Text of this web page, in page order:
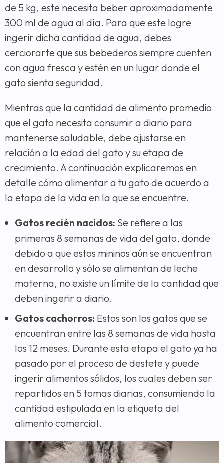
de 5 kg, este necesita beber aproximadamente
300 ml de agua al día. Para que este logre
ingerir dicha cantidad de agua, debes
cerciorarte que sus bebederos siempre cuenten
con agua fresca y estén en un lugar donde el
gato sienta seguridad.
Mientras que la cantidad de alimento promedio
que el gato necesita consumir a diario para
mantenerse saludable, debe ajustarse en
relación a la edad del gato y su etapa de
crecimiento. A continuación explicaremos en
detalle cómo alimentar a tu gato de acuerdo a
la etapa de la vida en la que se encuentre.
Gatos recién nacidos: Se refiere a las
primeras 8 semanas de vida del gato, donde
debido a que estos mininos aún se encuentran
en desarrollo y sólo se alimentan de leche
materna, no existe un límite de la cantidad que
deben ingerir a diario.
Gatos cachorros: Estos son los gatos que se
encuentran entre las 8 semanas de vida hasta
los 12 meses. Durante esta etapa el gato ya ha
pasado por el proceso de destete y puede
ingerir alimentos sólidos, los cuales deben ser
repartidos en 5 tomas diarias, consumiendo la
cantidad estipulada en la etiqueta del
alimento comercial.